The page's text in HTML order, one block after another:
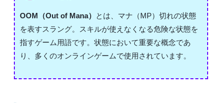
OOM（Out of Mana）
とは、マナ（MP）切れの状態
を表すスラング。スキルが使えなくなる危険な状態を
指すゲーム用語です。状態において重要な概念であ
り、多くのオンラインゲームで使用されています。